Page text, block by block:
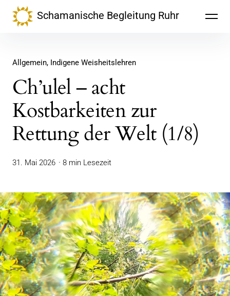
Inhalte
überspringenSchamanische Begleitung Ruhr
Allgemein Indigene Weisheitslehren
Ch’ulel – acht
Kostbarkeiten zur
Rettung der Welt (1/8)
31. Mai 2026 8 min Lesezeit